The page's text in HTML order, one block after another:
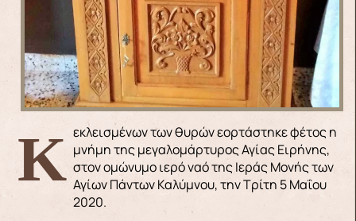
Κεκλεισμένων των θυρών εορτάστηκε φέτος η μνήμη της μεγαλομάρτυρος Αγίας Ειρήνης,
στον ομώνυμο ιερό ναό της Ιεράς Μονής των
Αγίων Πάντων Καλύμνου, την Τρίτη 5 Μαΐου
2020.